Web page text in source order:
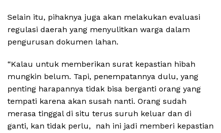
Selain itu, pihaknya juga akan melakukan evaluasi
regulasi daerah yang menyulitkan warga dalam
pengurusan dokumen lahan.
“Kalau untuk memberikan surat kepastian hibah
mungkin belum. Tapi, penempatannya dulu, yang
penting harapannya tidak bisa berganti orang yang
tempati karena akan susah nanti. Orang sudah
merasa tinggal di situ terus suruh keluar dan di
ganti, kan tidak perlu, nah ini jadi memberi kepastian